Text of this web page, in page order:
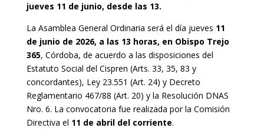
jueves 11 de junio, desde las 13.
La Asamblea General Ordinaria será el día jueves 11
de junio de 2026, a las 13 horas, en Obispo Trejo
365, Córdoba, de acuerdo a las disposiciones del
Estatuto Social del Cispren (Arts. 33, 35, 83 y
concordantes), Ley 23.551 (Art. 24) y Decreto
Reglamentario 467/88 (Art. 20) y la Resolución DNAS
Nro. 6. La convocatoria fue realizada por la Comisión
Directiva el 11 de abril del corriente.